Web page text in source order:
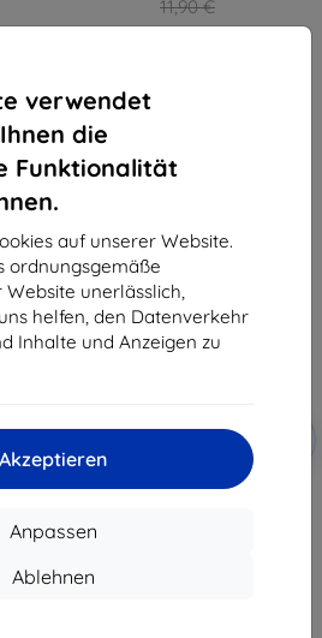
verwendet
die
Funktionalität
auf unserer Website.
ordnungsgemäße
unerlässlich,
helfen, den Datenverkehr
Inhalte und Anzeigen zu
Akzeptieren
Anpassen
Ablehnen
11,90 €
8,91 €
EXTRA10
TECH-PROTECT FLEXAIR Hybrid
durchsichtig (5906302334759)